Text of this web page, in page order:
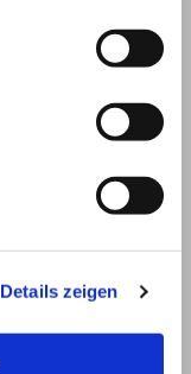
Details zeigen